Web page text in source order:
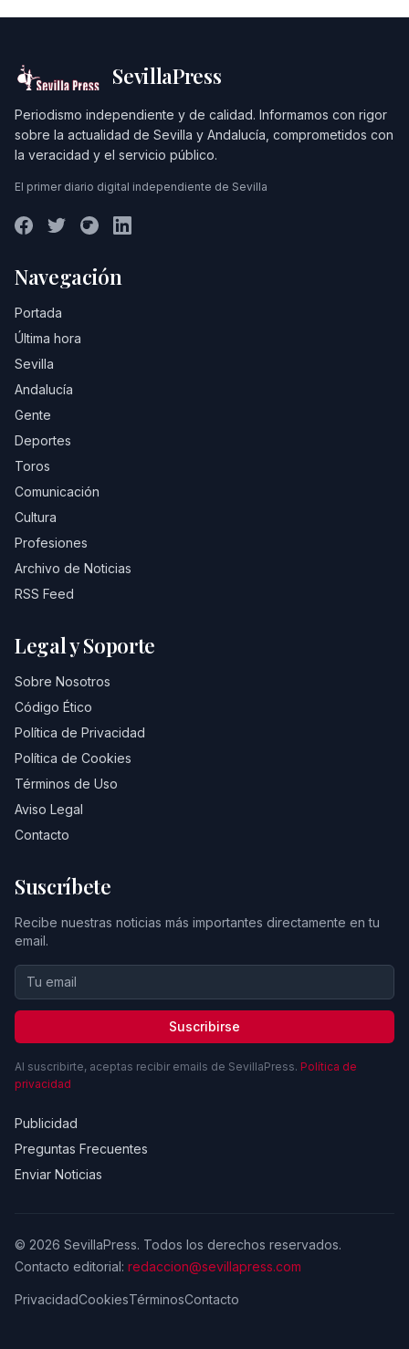
SevillaPress
Periodismo independiente y de calidad. Informamos con rigor
sobre la actualidad de Sevilla y Andalucía, comprometidos con
la veracidad y el servicio público.
El primer diario digital independiente de Sevilla
Navegación
Portada
Última hora
Sevilla
Andalucía
Gente
Deportes
Toros
Comunicación
Cultura
Profesiones
Archivo de Noticias
RSS Feed
Legal y Soporte
Sobre Nosotros
Código Ético
Política de Privacidad
Política de Cookies
Términos de Uso
Aviso Legal
Contacto
Suscríbete
Recibe nuestras noticias más importantes directamente en tu
email.
Suscribirse
Al suscribirte, aceptas recibir emails de SevillaPress. Política de
privacidad
Publicidad
Preguntas Frecuentes
Enviar Noticias
© 2026 SevillaPress. Todos los derechos reservados.
Contacto editorial: redaccion@sevillapress.com
PrivacidadCookiesTérminosContacto